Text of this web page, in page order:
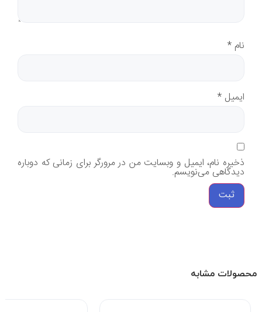
نام *
ایمیل *
ذخیره نام، ایمیل و وبسایت من در مرورگر برای زمانی که دوباره
دیدگاهی می‌نویسم.
محصولات مشابه